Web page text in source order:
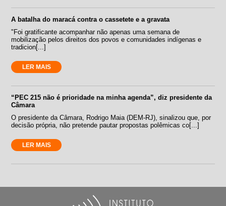
A batalha do maracá contra o cassetete e a gravata
"Foi gratificante acompanhar não apenas uma semana de
mobilização pelos direitos dos povos e comunidades indígenas e
tradicion[...]
LER MAIS
“PEC 215 não é prioridade na minha agenda”, diz presidente da
Câmara
O presidente da Câmara, Rodrigo Maia (DEM-RJ), sinalizou que, por
decisão própria, não pretende pautar propostas polêmicas co[...]
LER MAIS